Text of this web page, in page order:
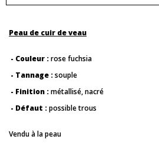
Peau de cuir de veau
- Couleur :rose fuchsia
- Tannage :souple
- Finition :métallisé, nacré
- Défaut :possible trous
Vendu à la peau